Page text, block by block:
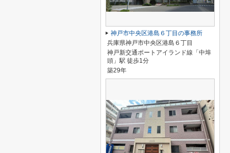
神戸市中央区港島６丁目の事務所
兵庫県神戸市中央区港島６丁目
神戸新交通ポートアイランド線「中埠
頭」駅 徒歩1分
築29年